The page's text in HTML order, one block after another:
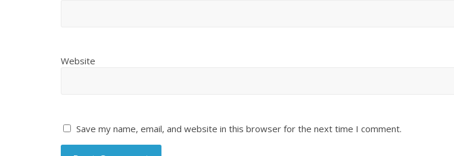
Website
Save my name, email, and website in this browser for the next time I comment.